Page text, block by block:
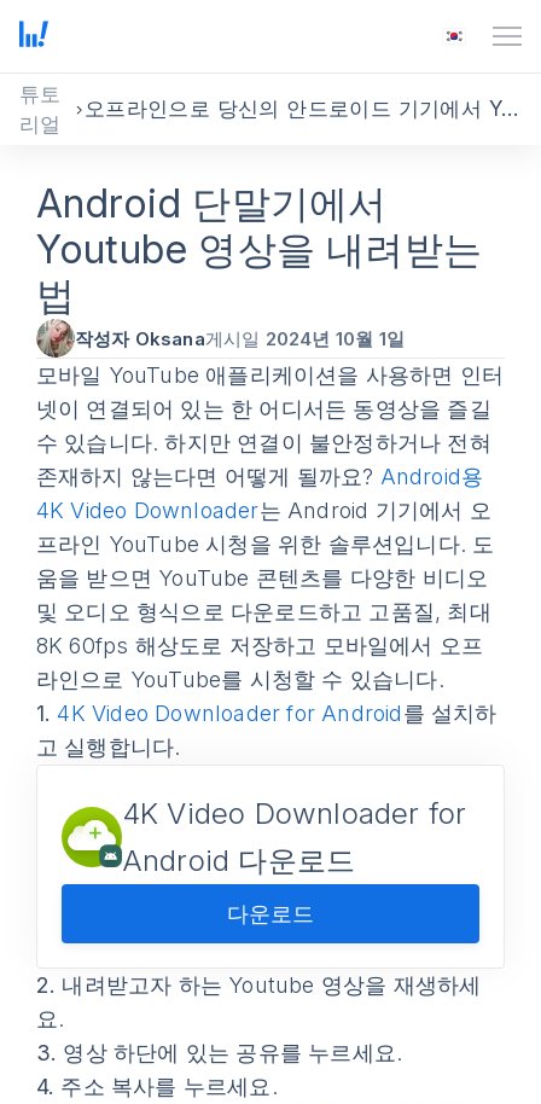
튜토
리얼
오프라인으로 당신의 안드로이드 기기에서 YouTube 비디오를 보세요.
Android 단말기에서
Youtube 영상을 내려받는
법
작성자 Oksana게시일 2024년 10월 1일
모바일 YouTube 애플리케이션을 사용하면 인터
넷이 연결되어 있는 한 어디서든 동영상을 즐길
수 있습니다. 하지만 연결이 불안정하거나 전혀
존재하지 않는다면 어떻게 될까요? Android용
4K Video Downloader는 Android 기기에서 오
프라인 YouTube 시청을 위한 솔루션입니다. 도
움을 받으면 YouTube 콘텐츠를 다양한 비디오
및 오디오 형식으로 다운로드하고 고품질, 최대
8K 60fps 해상도로 저장하고 모바일에서 오프
라인으로 YouTube를 시청할 수 있습니다.
1. 4K Video Downloader for Android를 설치하
고 실행합니다.
4K Video Downloader for
Android 다운로드
다운로드
2. 내려받고자 하는 Youtube 영상을 재생하세
요.
3. 영상 하단에 있는 공유를 누르세요.
4. 주소 복사를 누르세요.